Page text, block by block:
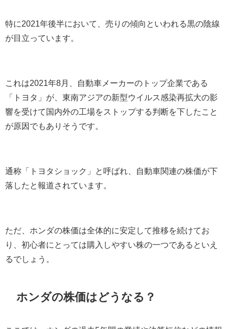
特に2021年後半において、売りの傾向といわれる黒の陰線
が目立っています。
これは2021年8月、自動車メーカーのトップ企業である
「トヨタ」が、東南アジアの新型ウイルス感染再拡大の影
響を受けて国内外の工場をストップする判断を下したこと
が原因でもありそうです。
通称「トヨタショック」と呼ばれ、自動車関連の株価が下
落したと報道されています。
ただ、ホンダの株価は全体的に安定して推移を続けてお
り、初心者にとっては購入しやすい株の一つであるといえ
るでしょう。
ホンダの株価はどうなる？